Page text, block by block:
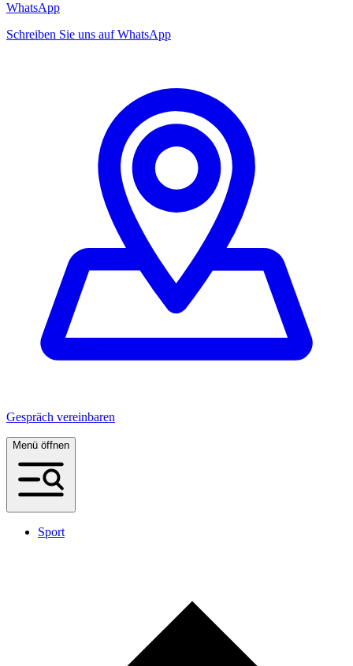
WhatsApp
Schreiben Sie uns auf WhatsApp
Gespräch vereinbaren
Menü öffnen
Sport